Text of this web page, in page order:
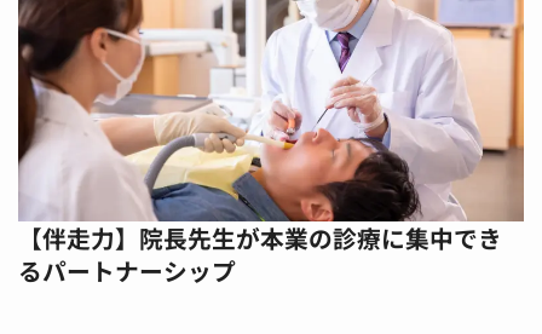
【伴走力】院長先生が本業の診療に集中でき
るパートナーシップ